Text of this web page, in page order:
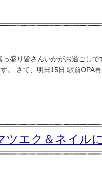
盛り皆さんいかがお過ごし
。 さて、明日15日 駅前OPA
ツエク＆ネイル